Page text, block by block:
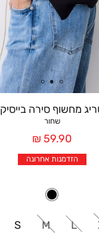
מחשוף סירה בייסיק
שחור
מחיר
אחרי
הנחה
59.90 ₪
הזדמנות אחרונה
S M L